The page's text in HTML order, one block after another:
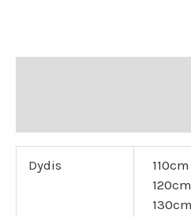
Dydis